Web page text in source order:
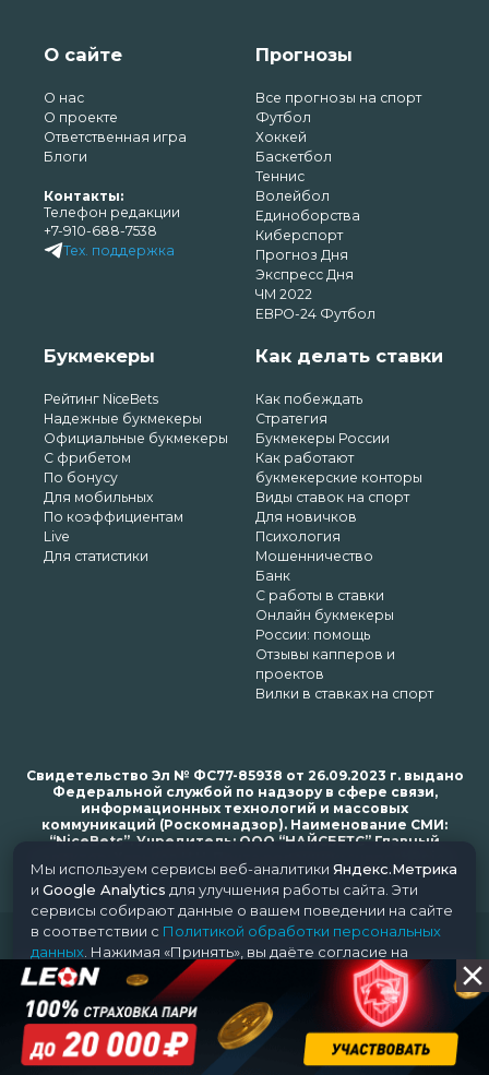
О сайте
О нас
О проекте
Ответственная игра
Блоги
Контакты:
Телефон редакции
+7-910-688-7538
Тех. поддержка
Прогнозы
Все прогнозы на спорт
Футбол
Хоккей
Баскетбол
Теннис
Волейбол
Единоборства
Киберспорт
Прогноз Дня
Экспресс Дня
ЧМ 2022
ЕВРО-24 Футбол
Букмекеры
Рейтинг NiceBets
Надежные букмекеры
Официальные букмекеры
С фрибетом
По бонусу
Для мобильных
По коэффициентам
Live
Для статистики
Как делать ставки
Как побеждать
Стратегия
Букмекеры России
Как работают
букмекерские конторы
Виды ставок на спорт
Для новичков
Психология
Мошенничество
Банк
С работы в ставки
Онлайн букмекеры
России: помощь
Отзывы капперов и
проектов
Вилки в ставках на спорт
Свидетельство Эл № ФС77-85938 от 26.09.2023 г. выдано
Федеральной службой по надзору в сфере связи,
информационных технологий и массовых
коммуникаций (Роскомнадзор). Наименование СМИ:
“NiceBets”. Учредитель: ООО “НАЙСБЕТС” Главный
bets.ru
© 2018-2024 NiceBets. 18+
Мы используем сервисы веб-аналитики Яндекс.Метрика
и Google Analytics для улучшения работы сайта. Эти
сервисы собирают данные о вашем поведении на сайте
в соответствии с Политикой обработки персональных
данных . Нажимая «Принять», вы даёте согласие на
обработку ваших данных этими сервисами.
Принять Отклонить